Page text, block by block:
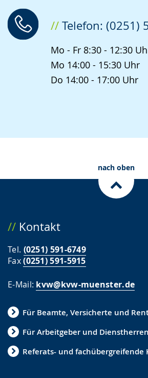
Telefon: (0251)
Mo - Fr 8:30 - 12:30
Mo 14:00 - 15:30 Uhr
Do 14:00 - 17:00 Uhr
nach oben
Kontakt
Tel. (0251) 591-6749
Fax(0251) 591-5915
E-Mail: kvw@kvw-muenster.de
Für Beamte, Versicherte und
Für Arbeitgeber und Dienstherren
Referats- und fachübergreifende